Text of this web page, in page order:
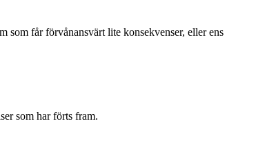
som får förvånansvärt lite konsekvenser, eller ens
som har förts fram.